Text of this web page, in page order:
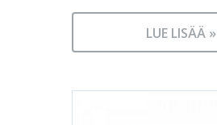
LUE LISÄÄ »